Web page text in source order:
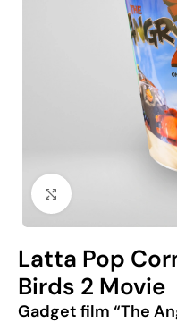
Click to enlarge
Latta Pop
Birds 2 Movie
Gadget film “The